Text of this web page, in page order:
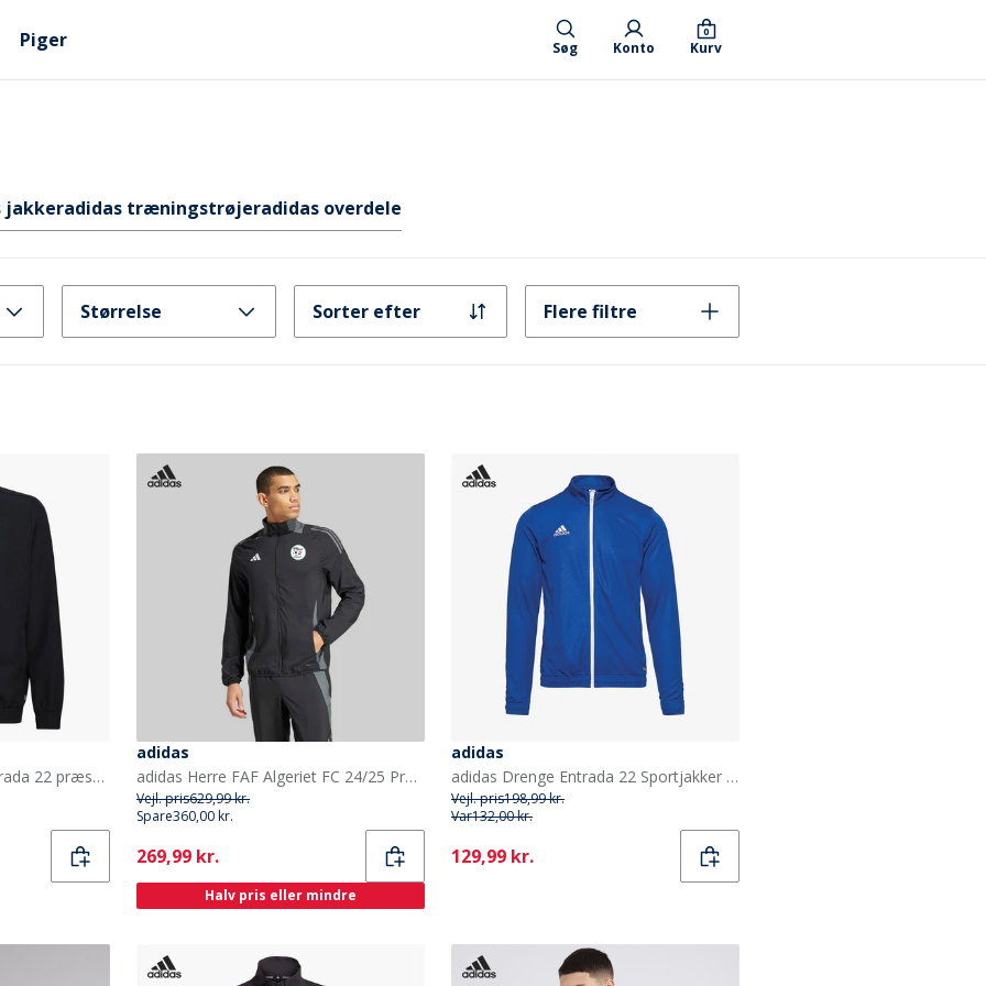
Piger Søg Konto Kurv
0
jakkeradidas træningstrøjeradidas overdele
Størrelse Sorter efter Flere filtre
adidas Junior Drenge Entrada 22 præsentationsjakke Sort
adidas
adidas Herre FAF Algeriet FC 24/25 Præsentationsjakke Sort/Team Dark Grey
Vejl. pris629,99 kr.
Spare360,00 kr.
Current
269,99 kr.
Halv pris eller mindre
adidas
adidas Drenge Entrada 22 Sportjakker Kongeblå
Vejl. pris198,99 kr.
Var132,00 kr.
Current
129,99 kr.